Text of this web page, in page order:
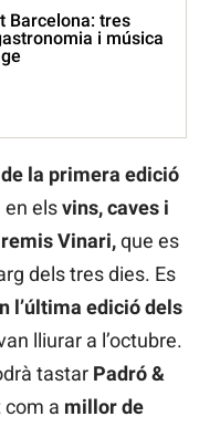
Barcelona: tres
i música
la primera edició
en elsvins, caves i
Vinari,que es
dels tres dies. Es
l’última edició dels
lliurar a l’octubre.
tastar Padró &
com a millor de